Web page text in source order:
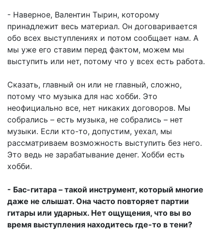
- Наверное, Валентин Тырин, которому
принадлежит весь материал. Он договаривается
обо всех выступлениях и потом сообщает нам. А
мы уже его ставим перед фактом, можем мы
выступить или нет, потому что у всех есть работа.
Сказать, главный он или не главный, сложно,
потому что музыка для нас хобби. Это
неофициально все, нет никаких договоров. Мы
собрались – есть музыка, не собрались – нет
музыки. Если кто-то, допустим, уехал, мы
рассматриваем возможность выступить без него.
Это ведь не зарабатывание денег. Хобби есть
хобби.
- Бас-гитара – такой инструмент, который многие
даже не слышат. Она часто повторяет партии
гитары или ударных. Нет ощущения, что вы во
время выступления находитесь где-то в тени?